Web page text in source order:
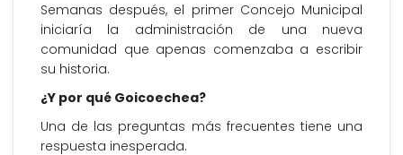
Semanas después, el primer Concejo Municipal
iniciaría la administración de una nueva
comunidad que apenas comenzaba a escribir
su historia.
¿Y por qué Goicoechea?
Una de las preguntas más frecuentes tiene una
respuesta inesperada.